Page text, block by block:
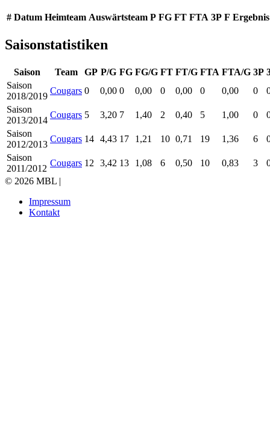
# Datum Heimteam Auswärtsteam P FG FT FTA 3P F Ergebnis
Saisonstatistiken
Saison Team GP P/G FG FG/G FT FT/G FTA FTA/G 3P
Saison
2018/2019
Cougars 0 0,00 0 0,00 0 0,00 0 0,00 0
Saison
2013/2014
Cougars 5 3,20 7 1,40 2 0,40 5 1,00 0
Saison
2012/2013
Cougars 14 4,43 17 1,21 10 0,71 19 1,36 6
Saison
2011/2012
Cougars 12 3,42 13 1,08 6 0,50 10 0,83 3
© 2026 MBL |
Impressum
Kontakt